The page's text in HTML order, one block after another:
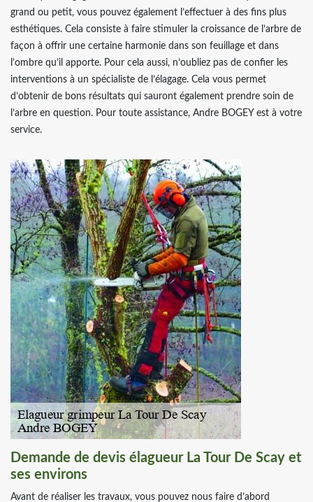
grand ou petit, vous pouvez également l’effectuer à des fins plus
esthétiques. Cela consiste à faire stimuler la croissance de l’arbre de
façon à offrir une certaine harmonie dans son feuillage et dans
l’ombre qu’il apporte. Pour cela aussi, n’oubliez pas de confier les
interventions à un spécialiste de l’élagage. Cela vous permet
d’obtenir de bons résultats qui sauront également prendre soin de
l’arbre en question. Pour toute assistance, Andre BOGEY est à votre
service.
Demande de devis élagueur La Tour De Scay et
ses environs
Avant de réaliser les travaux, vous pouvez nous faire d’abord